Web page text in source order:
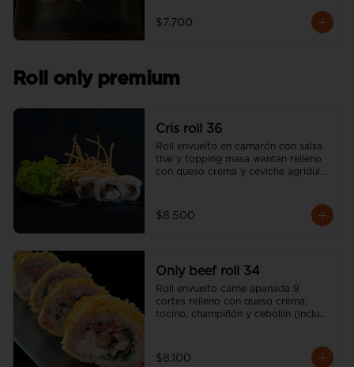
$7.700
Roll only premium
Cris roll 36
Roll envuelto en camarón con salsa
thai y topping masa wantan relleno
con queso crema y ceviche agridulce
$8.500
Only beef roll 34
Roll envuelto carne apanada 9
cortes relleno con queso crema,
tocino, champiñón y cebollín (incluye
$8.100